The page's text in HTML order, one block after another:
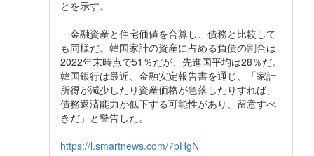
とを示す。
金融資産と住宅価値を合算し、債務と比較して
も同様だ。韓国家計の資産に占める負債の割合は
2022年末時点で51％だが、先進国平均は28％だ。
韓国銀行は最近、金融安定報告書を通じ、「家計
所得が減少したり資産価格が急落したりすれば、
債務返済能力が低下する可能性があり、留意すべ
きだ」と警告した。
https://l.smartnews.com/7pHgN